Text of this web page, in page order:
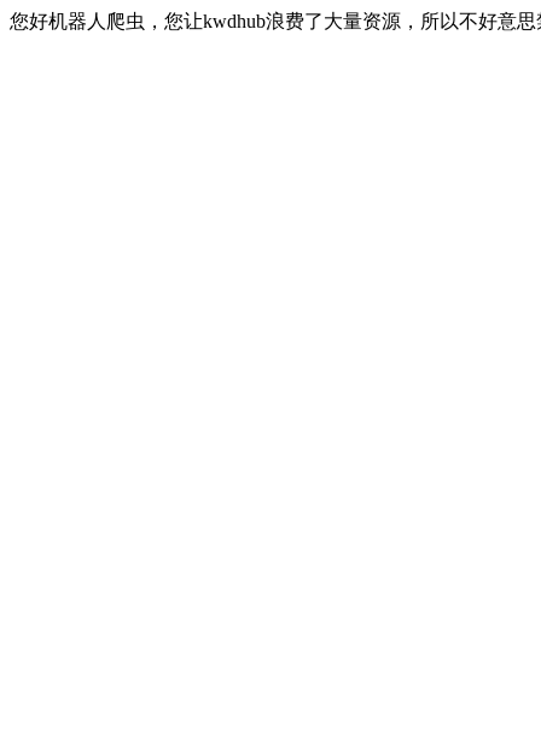
您好机器人爬虫，您让kwdhub浪费了大量资源，所以不好意